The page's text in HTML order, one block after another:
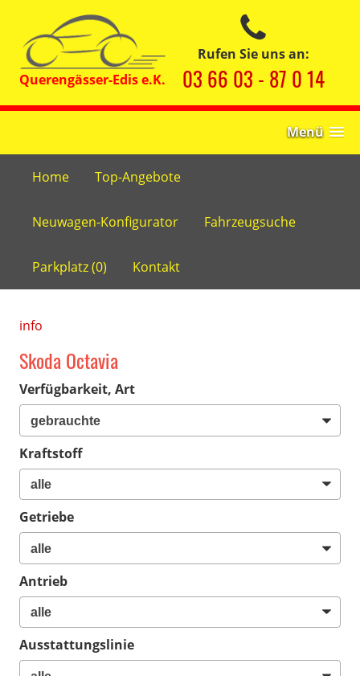
Rufen Sie uns an:
03 66 03 - 87 0 14
Menü
Home Top-Angebote
Neuwagen-Konfigurator Fahrzeugsuche
Parkplatz (0) Kontakt
info
Skoda Octavia
Verfügbarkeit, Art
Kraftstoff
Getriebe
Antrieb
Ausstattungslinie